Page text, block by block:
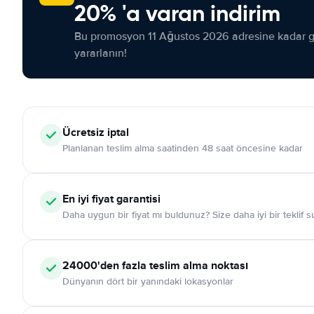
20% 'a varan indirim
Bu promosyon 11 Ağustos 2026 adresine kadar
yararlanın!
Ücretsiz iptal
Planlanan teslim alma saatinden 48 saat öncesine kadar
En iyi fiyat garantisi
Daha uygun bir fiyat mı buldunuz? Size daha iyi bir teklif
24000'den fazla teslim alma noktası
Dünyanın dört bir yanındaki lokasyonlar